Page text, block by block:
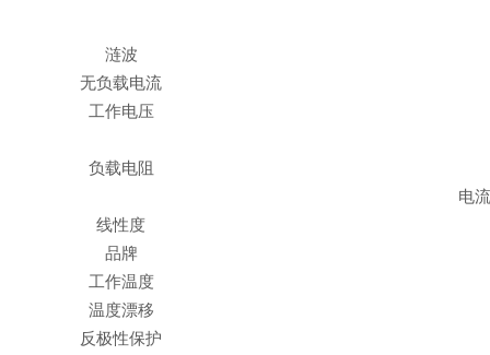
涟波
无负载电流
工作电压
负载电阻
电
线性度
品牌
工作温度
温度漂移
反极性保护